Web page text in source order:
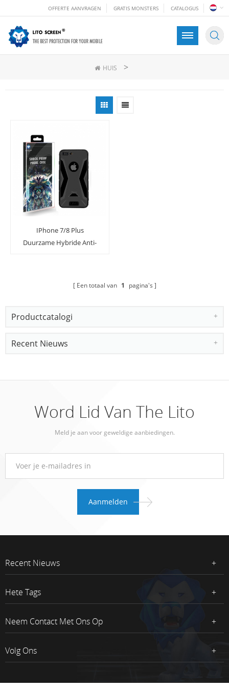
OFFERTE AANVRAGEN GRATIS MONSTERS CATALOGUS
HUIS >
IPhone 7/8 Plus
Duurzame Hybride Anti-
Een totaal van 1 pagina's
Productcatalogi
Recent Nieuws
Word Lid Van The Lito
Meld je aan voor geweldige aanbiedingen.
Recent Nieuws
Hete Tags
Neem Contact Met Ons Op
Volg Ons